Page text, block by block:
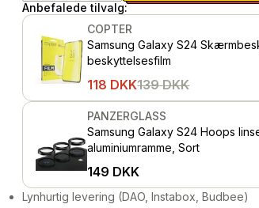
Anbefalede tilvalg:
COPTER
Samsung Galaxy S24
beskyttelsesfilm
118 DKK139 DKK
PANZERGLASS
Samsung Galaxy S24 Hoops
aluminiumramme, Sort
149 DKK
Lynhurtig levering (DAO, Instabox, Budbee)